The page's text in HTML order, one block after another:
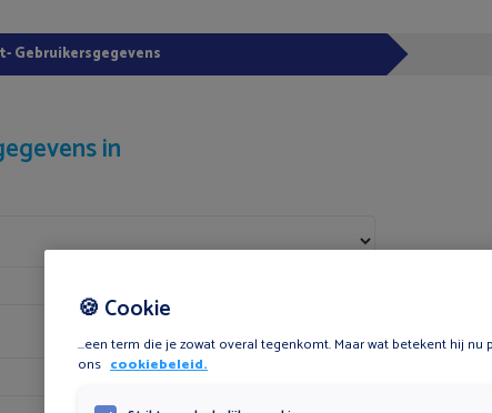
Gebruikersgegevens
in
🍪 Cookie
...een term die je zowat overal tegenkomt. Maar wat betekent hij
ons cookiebeleid.